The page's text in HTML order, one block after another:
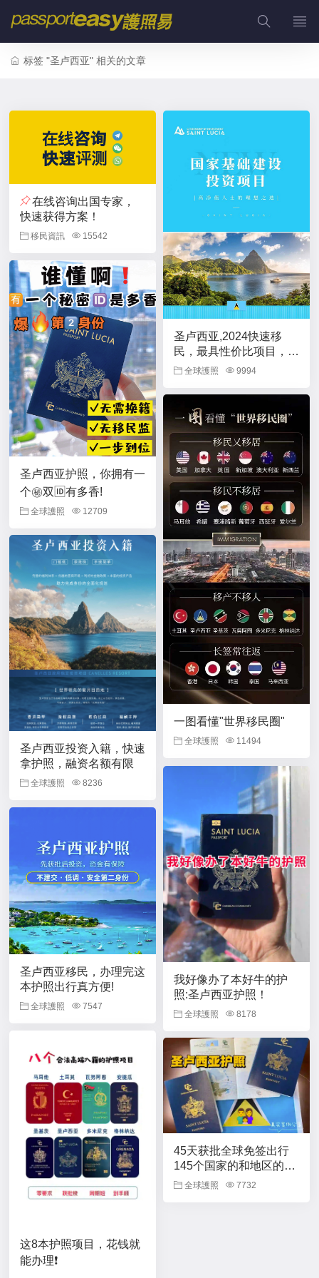
标签 "圣卢西亚" 相关的文章
在线咨询出国专家，
快速获得方案！
移民資訊 15542
圣卢西亚,2024快速移
民，最具性价比项目，6
月份不涨价！
全球護照 9994
圣卢西亚护照，你拥有一
个㊙️双🆔有多香!
全球護照 12709
一图看懂"世界移民圈"
全球護照 11494
圣卢西亚投资入籍，快速
拿护照，融资名额有限
全球護照 8236
我好像办了本好牛的护
照:圣卢西亚护照！
全球護照 8178
圣卢西亚移民，办理完这
本护照出行真方便!
全球護照 7547
这8本护照项目，花钱就
能办理❗️
45天获批全球免签出行
145个国家的和地区的圣
卢西亚护照
全球護照 7732